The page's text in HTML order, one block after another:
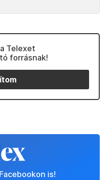
Telexet
forrásnak!
is!